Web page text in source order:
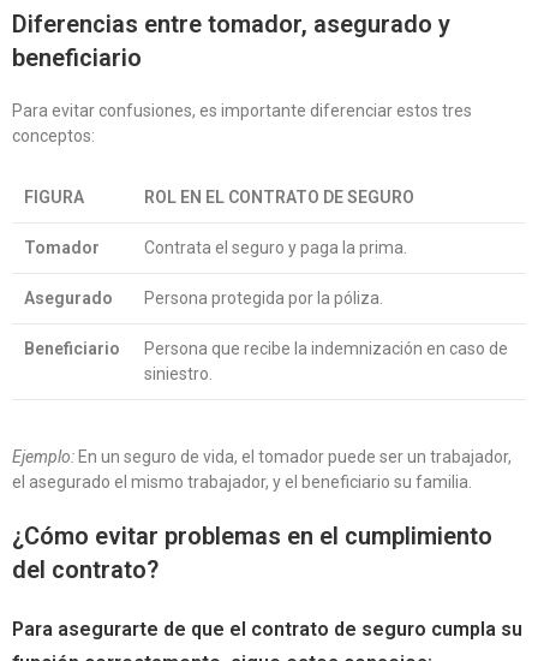
Diferencias entre tomador, asegurado y
beneficiario
Para evitar confusiones, es importante diferenciar estos tres
conceptos:
FIGURA ROL EN EL CONTRATO DE SEGURO
Tomador Contrata el seguro y paga la prima.
Asegurado Persona protegida por la póliza.
Beneficiario
Persona que recibe la indemnización en caso de
siniestro.
Ejemplo: En un seguro de vida, el tomador puede ser un trabajador,
el asegurado el mismo trabajador, y el beneficiario su familia.
¿Cómo evitar problemas en el cumplimiento
del contrato?
Para asegurarte de que el contrato de seguro cumpla su